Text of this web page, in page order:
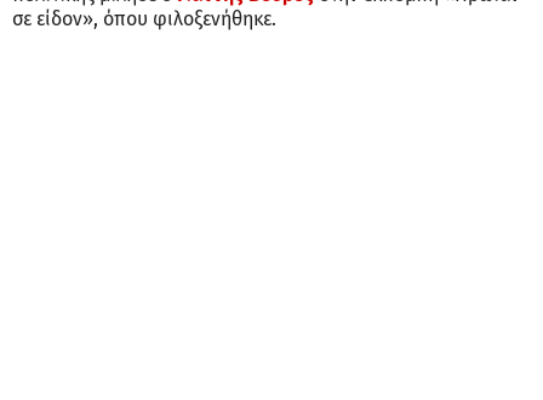
σε είδον», όπου φιλοξενήθηκε.